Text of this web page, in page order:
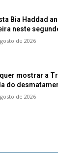
Bia Haddad
neste
de 2026
mostrar a
do
de 2026